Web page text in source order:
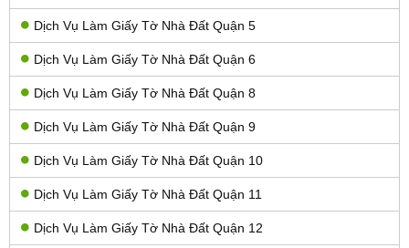
Dịch Vụ Làm Giấy Tờ Nhà Đất Quận 5
Dịch Vụ Làm Giấy Tờ Nhà Đất Quận 6
Dịch Vụ Làm Giấy Tờ Nhà Đất Quận 8
Dịch Vụ Làm Giấy Tờ Nhà Đất Quận 9
Dịch Vụ Làm Giấy Tờ Nhà Đất Quận 10
Dịch Vụ Làm Giấy Tờ Nhà Đất Quận 11
Dịch Vụ Làm Giấy Tờ Nhà Đất Quận 12